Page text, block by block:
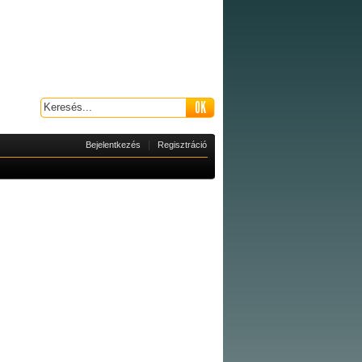
Bejelentkezés Regisztráció